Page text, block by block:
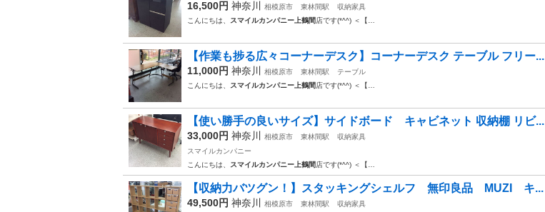
16,500円 神奈川 相模原市 東林間駅
収納家具
こんにちは、 スマイルカンパニー上鶴間店です(*^^) ＜【…
【作業も捗る広々コーナーデスク】コーナーデスク テーブル フリー...
11,000円 神奈川 相模原市 東林間駅
テーブル
こんにちは、 スマイルカンパニー上鶴間店です(*^^) ＜【…
【使い勝手の良いサイズ】サイドボード キャビネット 収納棚 リビ...
33,000円 神奈川 相模原市 東林間駅
収納家具
スマイルカンパニー
こんにちは、 スマイルカンパニー上鶴間店です(*^^) ＜【…
【収納力バツグン！】スタッキングシェルフ 無印良品 MUZI キ...
49,500円 神奈川 相模原市 東林間駅
収納家具